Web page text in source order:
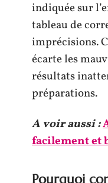
indiquée sur
tableau de
imprécisions.
écarte les
résultats
préparations.
A voir aussi :
facilement et
Pourquoi